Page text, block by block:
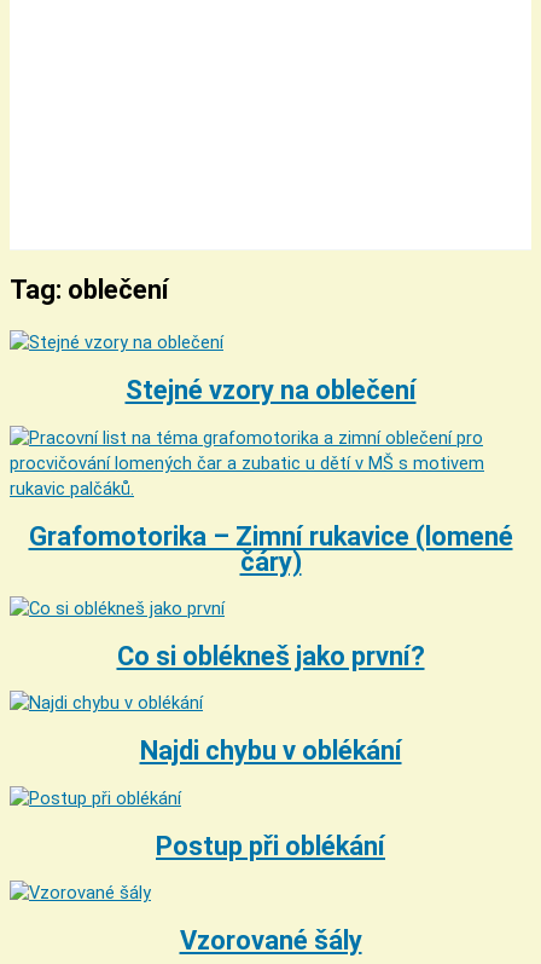
Tag: oblečení
Stejné vzory na oblečení
Grafomotorika – Zimní rukavice (lomené
čáry)
Co si oblékneš jako první?
Najdi chybu v oblékání
Postup při oblékání
Vzorované šály